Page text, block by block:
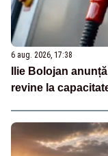
6 aug. 2026, 17:38
Ilie Bolojan
revine la